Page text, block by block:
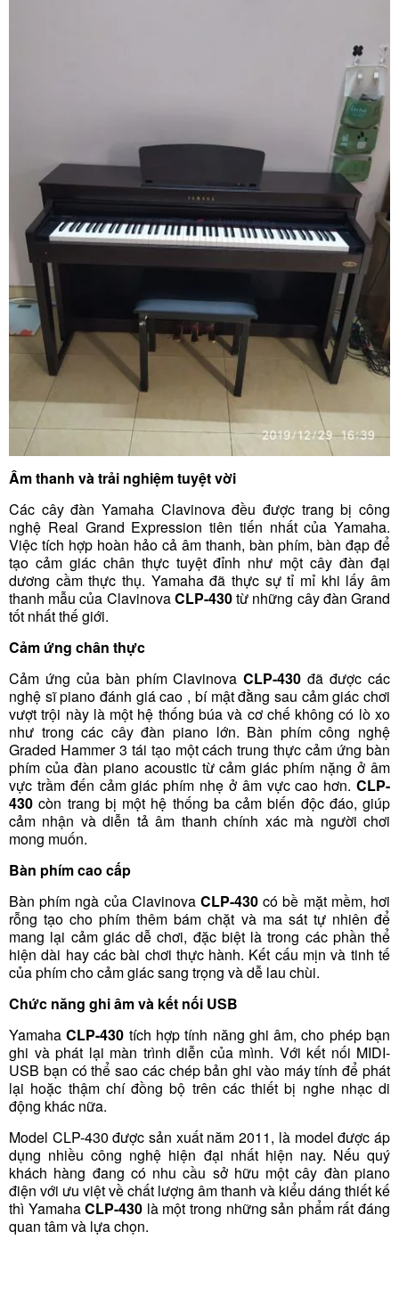
Âm thanh và trải nghiệm tuyệt vời
Các cây đàn Yamaha Clavinova đều được trang bị công
nghệ Real Grand Expression tiên tiến nhất của Yamaha.
Việc tích hợp hoàn hảo cả âm thanh, bàn phím, bàn đạp để
tạo cảm giác chân thực tuyệt đỉnh như một cây đàn đại
dương cầm thực thụ. Yamaha đã thực sự tỉ mỉ khi lấy âm
thanh mẫu của ClavinovaCLP-430từ những cây đàn Grand
tốt nhất thế giới.
Cảm ứng chân thực
Cảm ứng của bàn phím ClavinovaCLP-430 đã được các
nghệ sĩ piano đánh giá cao , bí mật đằng sau cảm giác chơi
vượt trội này là một hệ thống búa và cơ chế không có lò xo
như trong các cây đàn piano lớn. Bàn phím công nghệ
Graded Hammer 3 tái tạo một cách trung thực cảm ứng bàn
phím của đàn piano acoustic từ cảm giác phím nặng ở âm
vực trầm đến cảm giác phím nhẹ ở âm vực cao hơn. CLP-
430 còn trang bị một hệ thống ba cảm biến độc đáo, giúp
cảm nhận và diễn tả âm thanh chính xác mà người chơi
mong muốn.
Bàn phím cao cấp
Bàn phím ngà của Clavinova CLP-430 có bề mặt mềm, hơi
rỗng tạo cho phím thêm bám chặt và ma sát tự nhiên để
mang lại cảm giác dễ chơi, đặc biệt là trong các phần thể
hiện dài hay các bài chơi thực hành. Kết cấu mịn và tinh tế
của phím cho cảm giác sang trọng và dễ lau chùi.
Chức năng ghi âm và kết nối USB
YamahaCLP-430 tích hợp tính năng ghi âm, cho phép bạn
ghi và phát lại màn trình diễn của mình. Với kết nối MIDI-
USB bạn có thể sao các chép bản ghi vào máy tính để phát
lại hoặc thậm chí đồng bộ trên các thiết bị nghe nhạc di
động khác nữa.
Model CLP-430 được sản xuất năm 2011, là model được áp
dụng nhiều công nghệ hiện đại nhất hiện nay. Nếu quý
khách hàng đang có nhu cầu sở hữu một cây đàn piano
điện với ưu việt về chất lượng âm thanh và kiểu dáng thiết kế
thì YamahaCLP-430 là một trong những sản phẩm rất đáng
quan tâm và lựa chọn.